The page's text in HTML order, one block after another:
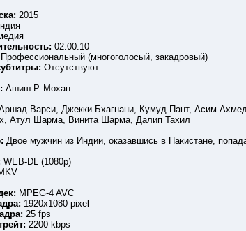
2015
02:00:10
Профессиональный (многоголосый, закадровый)
Отсутствуют
Ашиш Р. Мохан
Варси, Джекки Бхагнани, Кумуд Пант, Асим
Атул Шарма, Винита Шарма, Далип Тахил
Двое мужчин из Индии, оказавшись в Пакистане,
WEB-DL (1080p)
MPEG-4 AVC
1920x1080 pixel
25 fps
2200 kbps